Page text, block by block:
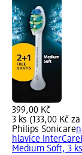
399,00 Kč
3 ks (133,00 Kč za
Philips Sonicare
hlavice
Medium Soft, 3 ks